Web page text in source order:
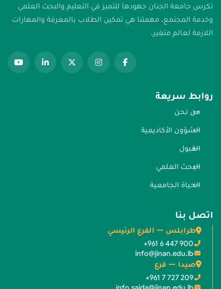
تكرس جامعة الجنان جهودها للتميز في التعليم والبحث العلمي
وخدمة المجتمع. مهمتنا هي تمكين الطلاب بالمعرفة والمهارات
اللازمة لعالم متغير.
روابط سريعة
من نحن
الشؤون الأكاديمية
القبول
البحث العلمي
الحياة الجامعية
اتصل بنا
طرابلس — الفرع الرئيسي
+961 6 447 900
info@jinan.edu.lb
صيدا — فرع
+961 7 727 209